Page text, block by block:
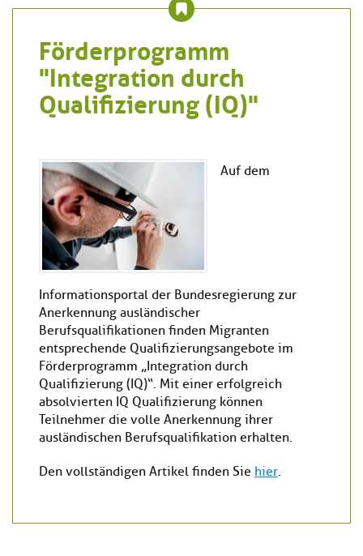
Förderprogramm
"Integration durch
Qualifizierung (IQ)"
Auf dem
Informationsportal der Bundesregierung zur
Anerkennung ausländischer
Berufsqualifikationen finden Migranten
entsprechende Qualifizierungsangebote im
Förderprogramm „Integration durch
Qualifizierung (IQ)“. Mit einer erfolgreich
absolvierten IQ Qualifizierung können
Teilnehmer die volle Anerkennung ihrer
ausländischen Berufsqualifikation erhalten.
Den vollständigen Artikel finden Sie hier.